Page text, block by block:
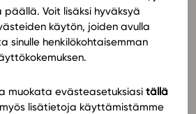
päällä. Voit lisäksi hyväksyä
käytön, joiden avulla
sinulle henkilökohtaisemman
muokata evästeasetuksiasi tällä
lisätietoja käyttämistämme
och ett rikligt antal
förståelsen av innehållet. Ett
uppgifter hjälper de studerande
inlärningen och lär de
sina egna lösningar.